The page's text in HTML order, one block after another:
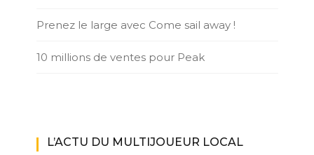
Prenez le large avec Come sail away !
10 millions de ventes pour Peak
L’ACTU DU MULTIJOUEUR LOCAL